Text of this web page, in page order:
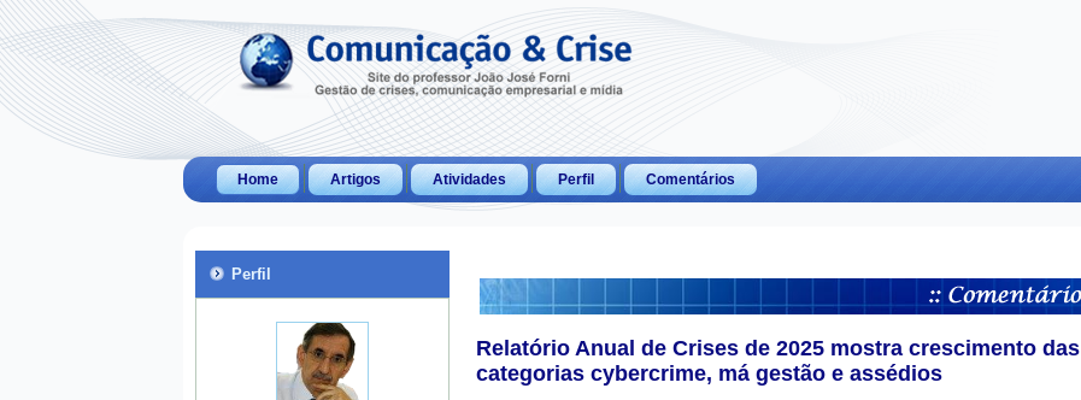
Home Artigos Atividades Perfil Comentários
Perfil
Relatório Anual de Crises de 2025 mostra crescimento das
categorias cybercrime, má gestão e assédios